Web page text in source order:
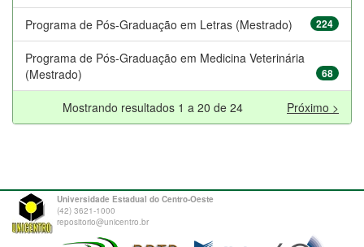
Programa de Pós-Graduação em Letras (Mestrado) 224
Programa de Pós-Graduação em Medicina Veterinária
(Mestrado)
68
Mostrando resultados 1 a 20 de 24 Próximo >
Universidade Estadual do Centro-Oeste
(42) 3621-1000
repositorio@unicentro.br